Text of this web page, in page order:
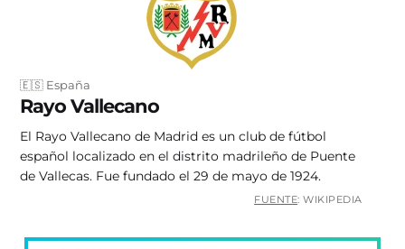
🇪🇸 España
Rayo Vallecano
El Rayo Vallecano de Madrid es un club de fútbol
español localizado en el distrito madrileño de Puente
de Vallecas. Fue fundado el 29 de mayo de 1924.
FUENTE: WIKIPEDIA